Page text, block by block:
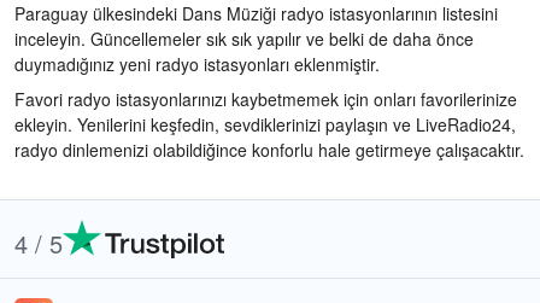
Paraguay ülkesindeki Dans Müziği radyo istasyonlarının listesini
inceleyin. Güncellemeler sık sık yapılır ve belki de daha önce
duymadığınız yeni radyo istasyonları eklenmiştir.
Favori radyo istasyonlarınızı kaybetmemek için onları favorilerinize
ekleyin. Yenilerini keşfedin, sevdiklerinizi paylaşın ve LiveRadio24,
radyo dinlemenizi olabildiğince konforlu hale getirmeye çalışacaktır.
4 / 5